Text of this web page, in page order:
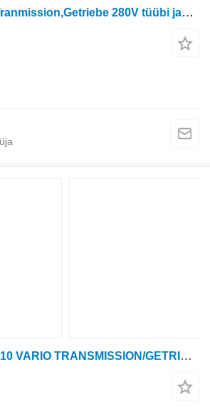
Käigukast Fendt Tranmission,Getriebe 280V tüübi jaoks ratastraktori Fendt 280V
Käigukast Fendt 210 VARIO TRANSMISSION/GETRIEBE tüübi jaoks ratastraktori Fendt 210 VARIO